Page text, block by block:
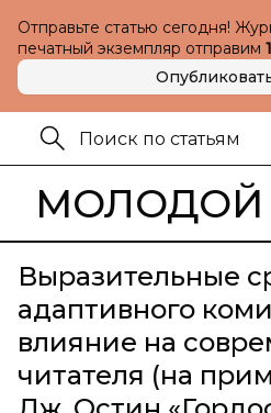
Отправьте статью сегодня!
печатный экземпляр отправим
МОЛОДОЙ
Выразительные
адаптивного
влияние на
читателя (на